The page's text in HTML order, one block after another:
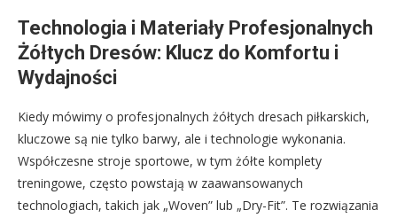
Technologia i Materiały Profesjonalnych
Żółtych Dresów: Klucz do Komfortu i
Wydajności
Kiedy mówimy o profesjonalnych żółtych dresach piłkarskich,
kluczowe są nie tylko barwy, ale i technologie wykonania.
Współczesne stroje sportowe, w tym żółte komplety
treningowe, często powstają w zaawansowanych
technologiach, takich jak „Woven” lub „Dry-Fit”. Te rozwiązania